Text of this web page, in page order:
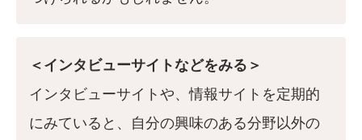
＜インタビューサイトなどをみる＞
インタビューサイトや、情報サイトを定期的
にみていると、自分の興味のある分野以外の